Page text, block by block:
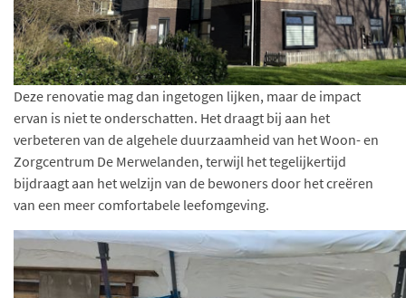
Deze renovatie mag dan ingetogen lijken, maar de impact
ervan is niet te onderschatten. Het draagt bij aan het
verbeteren van de algehele duurzaamheid van het Woon- en
Zorgcentrum De Merwelanden, terwijl het tegelijkertijd
bijdraagt aan het welzijn van de bewoners door het creëren
van een meer comfortabele leefomgeving.